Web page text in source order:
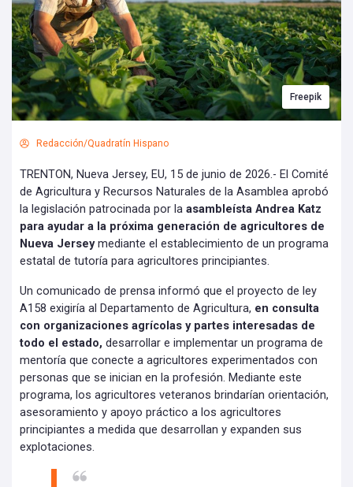
Freepik
Redacción/Quadratín Hispano
TRENTON, Nueva Jersey, EU, 15 de junio de 2026.- El Comité
de Agricultura y Recursos Naturales de la Asamblea aprobó
la legislación patrocinada por la asambleísta Andrea Katz
para ayudar a la próxima generación de agricultores de
Nueva Jerseymediante el establecimiento de un programa
estatal de tutoría para agricultores principiantes.
Un comunicado de prensa informó que el proyecto de ley
A158 exigiría al Departamento de Agricultura, en consulta
con organizaciones agrícolas y partes interesadas de
todo el estado, desarrollar e implementar un programa de
mentoría que conecte a agricultores experimentados con
personas que se inician en la profesión. Mediante este
programa, los agricultores veteranos brindarían orientación,
asesoramiento y apoyo práctico a los agricultores
principiantes a medida que desarrollan y expanden sus
explotaciones.